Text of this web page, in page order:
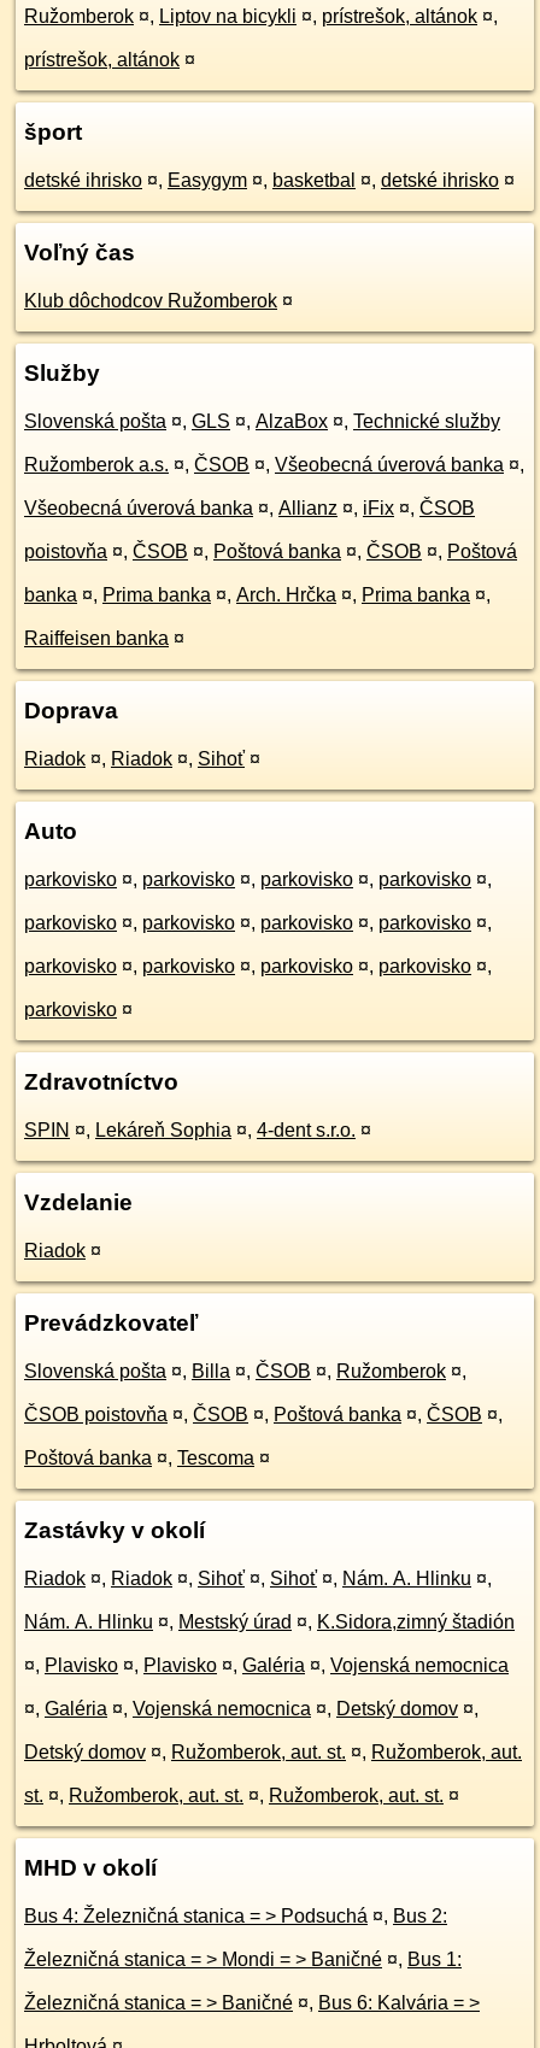
Ružomberok ¤, Liptov na bicykli ¤, prístrešok, altánok ¤,
prístrešok, altánok ¤
šport
detské ihrisko ¤, Easygym ¤, basketbal ¤, detské ihrisko ¤
Voľný čas
Klub dôchodcov Ružomberok ¤
Služby
Slovenská pošta ¤, GLS ¤, AlzaBox ¤, Technické služby
Ružomberok a.s. ¤, ČSOB ¤, Všeobecná úverová banka ¤,
Všeobecná úverová banka ¤, Allianz ¤, iFix ¤, ČSOB
poistovňa ¤, ČSOB ¤, Poštová banka ¤, ČSOB ¤, Poštová
banka ¤, Prima banka ¤, Arch. Hrčka ¤, Prima banka ¤,
Raiffeisen banka ¤
Doprava
Riadok ¤, Riadok ¤, Sihoť ¤
Auto
parkovisko ¤, parkovisko ¤, parkovisko ¤, parkovisko ¤,
parkovisko ¤, parkovisko ¤, parkovisko ¤, parkovisko ¤,
parkovisko ¤, parkovisko ¤, parkovisko ¤, parkovisko ¤,
parkovisko ¤
Zdravotníctvo
SPIN ¤, Lekáreň Sophia ¤, 4-dent s.r.o. ¤
Vzdelanie
Riadok ¤
Prevádzkovateľ
Slovenská pošta ¤, Billa ¤, ČSOB ¤, Ružomberok ¤,
ČSOB poistovňa ¤, ČSOB ¤, Poštová banka ¤, ČSOB ¤,
Poštová banka ¤, Tescoma ¤
Zastávky v okolí
Riadok ¤, Riadok ¤, Sihoť ¤, Sihoť ¤, Nám. A. Hlinku ¤,
Nám. A. Hlinku ¤, Mestský úrad ¤, K.Sidora,zimný štadión
¤, Plavisko ¤, Plavisko ¤, Galéria ¤, Vojenská nemocnica
¤, Galéria ¤, Vojenská nemocnica ¤, Detský domov ¤,
Detský domov ¤, Ružomberok, aut. st. ¤, Ružomberok, aut.
st. ¤, Ružomberok, aut. st. ¤, Ružomberok, aut. st. ¤
MHD v okolí
Bus 4: Železničná stanica = > Podsuchá ¤, Bus 2:
Železničná stanica = > Mondi = > Baničné ¤, Bus 1:
Železničná stanica = > Baničné ¤, Bus 6: Kalvária = >